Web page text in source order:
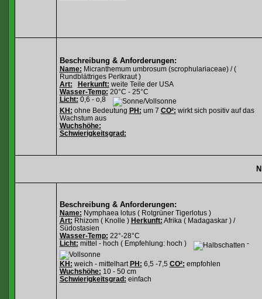
Beschreibung & Anforderungen:
Name: Micranthemum umbrosum (scrophulariaceae) / (
Rundblättriges Perlkraut )
Art:
Herkunft: weite Teile der USA
Wasser-Temp: 20°C - 25°C
Licht: 0,6 - o,8
KH: ohne Bedeutung PH: um 7 CO²: wirkt sich positiv auf das
Wachstum aus
Wuchshöhe:
Schwierigkeitsgrad:
N
Beschreibung & Anforderungen:
Name: Nymphaea lotus ( Rotgrüner Tigerlotus )
Art: Rhizom ( Knolle ) Herkunft: Afrika ( Madagaskar ) /
Südostasien
Wasser-Temp: 22°-28°C
Licht: mittel - hoch ( Empfehlung: hoch ) -
KH: weich - mittelhart PH: 6,5 -7,5 CO²: empfohlen
Wuchshöhe: 10 - 50 cm
Schwierigkeitsgrad: einfach